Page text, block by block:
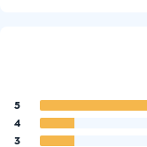
5
4
3